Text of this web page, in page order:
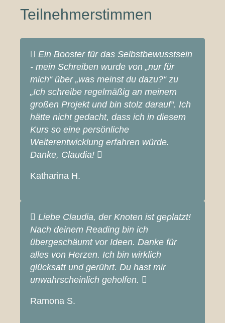
Teilnehmerstimmen
Ein Booster für das Selbstbewusstsein
- mein Schreiben wurde von „nur für
mich“ über „was meinst du dazu?“ zu
„Ich schreibe regelmäßig an meinem
großen Projekt und bin stolz darauf“. Ich
hätte nicht gedacht, dass ich in diesem
Kurs so eine persönliche
Weiterentwicklung erfahren würde.
Danke, Claudia!
Katharina H.
Liebe Claudia, der Knoten ist geplatzt!
Nach deinem Reading bin ich
übergeschäumt vor Ideen. Danke für
alles von Herzen. Ich bin wirklich
glücksatt und gerührt. Du hast mir
unwahrscheinlich geholfen.
Ramona S.